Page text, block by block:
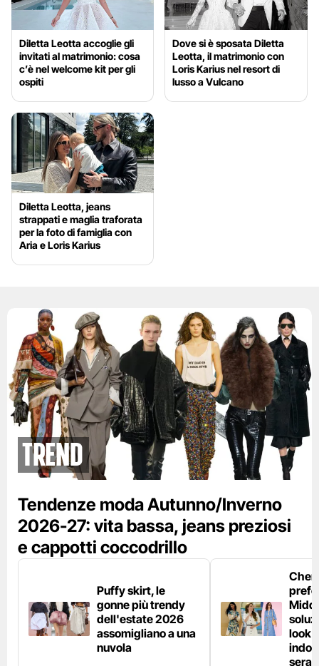
Diletta Leotta accoglie gli
invitati al matrimonio: cosa
c’è nel welcome kit per gli
ospiti
Dove si è sposata Diletta
Leotta, il matrimonio con
Loris Karius nel resort di
lusso a Vulcano
Diletta Leotta, jeans
strappati e maglia traforata
per la foto di famiglia con
Aria e Loris Karius
Trend
Tendenze moda Autunno/Inverno
2026-27: vita bassa, jeans preziosi
e cappotti coccodrillo
Puffy skirt, le
gonne più trendy
dell'estate 2026
assomigliano a una
nuvola
look
sera